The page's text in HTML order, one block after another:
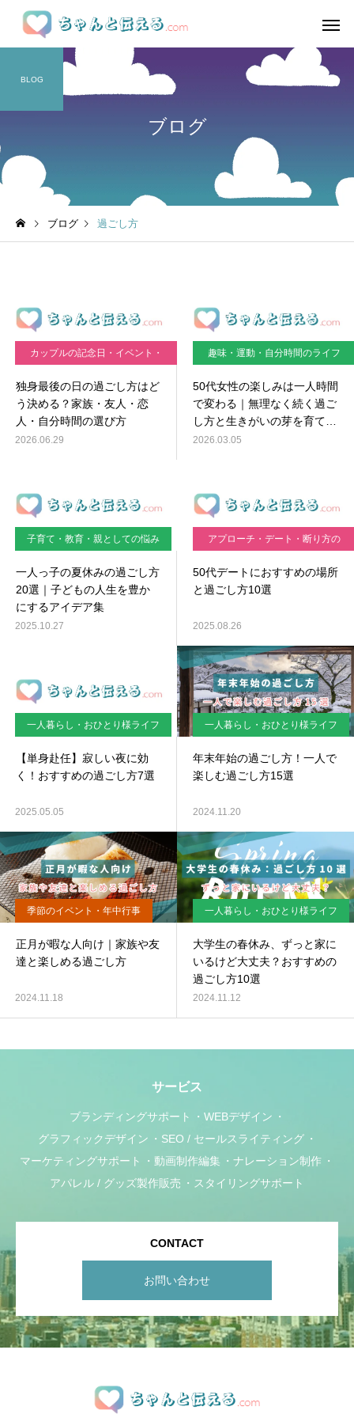
ブログ
BLOG
ブログ 過ごし方
カップルの記念日・イベント・
独身最後の日の過ごし方はど
う決める？家族・友人・恋
人・自分時間の選び方
2026.06.29
趣味・運動・自分時間のライフ
50代女性の楽しみは一人時間
で変わる｜無理なく続く過ご
し方と生きがいの芽を育てる
方法
2026.03.05
子育て・教育・親としての悩み
一人っ子の夏休みの過ごし方
20選｜子どもの人生を豊か
にするアイデア集
2025.10.27
アプローチ・デート・断り方の
50代デートにおすすめの場所
と過ごし方10選
2025.08.26
一人暮らし・おひとり様ライフ
【単身赴任】寂しい夜に効
く！おすすめの過ごし方7選
2025.05.05
一人暮らし・おひとり様ライフ
年末年始の過ごし方！一人で
楽しむ過ごし方15選
2024.11.20
季節のイベント・年中行事
正月が暇な人向け｜家族や友
達と楽しめる過ごし方
2024.11.18
一人暮らし・おひとり様ライフ
大学生の春休み、ずっと家に
いるけど大丈夫？おすすめの
過ごし方10選
2024.11.12
サービス
ブランディングサポート
WEBデザイン
グラフィックデザイン
SEO / セールスライティング
マーケティングサポート
動画制作編集
ナレーション制作
アパレル / グッズ製作販売
スタイリングサポート
CONTACT
お問い合わせ